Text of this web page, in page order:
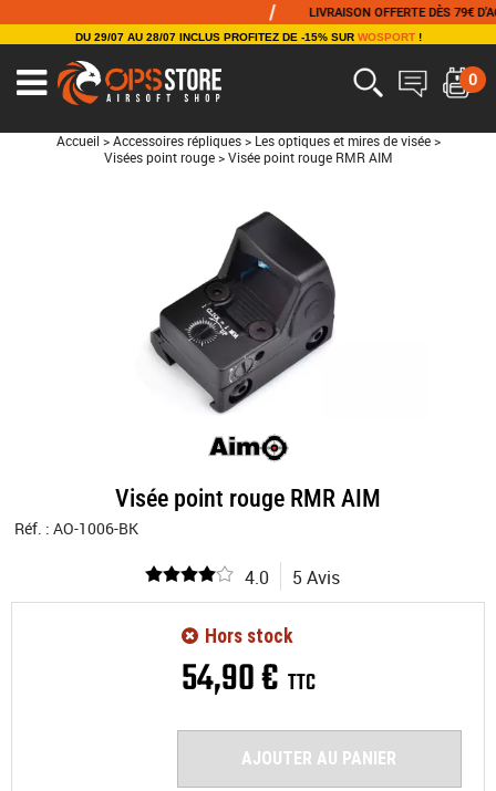
LIVRAISON OFFERTE DÈS 79€ D'ACHAT
DU 29/07 AU 28/07 INCLUS PROFITEZ DE -15% SUR WOSPORT!
0
Accueil > Accessoires répliques > Les optiques et mires de visée >
Visées point rouge > Visée point rouge RMR AIM
Visée point rouge RMR AIM
Réf. : AO-1006-BK
4.0 5 Avis
54,90€ TTC
Hors stock
AJOUTER AU PANIER